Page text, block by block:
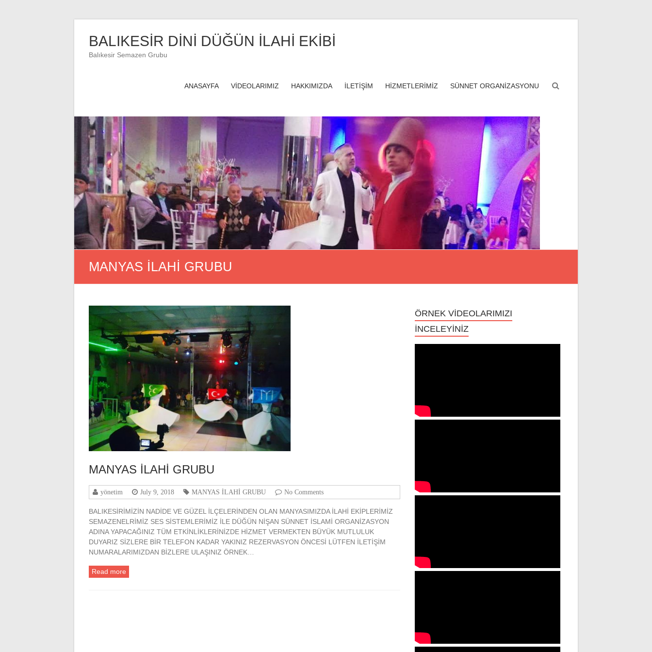
contentBALIKESİR DİNİ DÜĞÜN İLAHİ EKİBİ
Balıkesir Semazen Grubu
ANASAYFA VİDEOLARIMIZ HAKKIMIZDA İLETİŞİM HİZMETLERİMİZ SÜNNET ORGANİZASYONU
MANYAS İLAHİ GRUBU
MANYAS İLAHİ GRUBU
yönetim July 9, 2018 MANYAS İLAHİ GRUBU No Comments
BALIKESİRİMİZİN NADİDE VE GÜZEL İLÇELERİNDEN OLAN MANYASIMIZDA İLAHİ EKİPLERİMİZ
SEMAZENELRİMİZ SES SİSTEMLERİMİZ İLE DÜĞÜN NİŞAN SÜNNET İSLAMİ ORGANİZASYON
ADINA YAPACAĞINIZ TÜM ETKİNLİKLERİNİZDE HİZMET VERMEKTEN BÜYÜK MUTLULUK
DUYARIZ SİZLERE BİR TELEFON KADAR YAKINIZ REZERVASYON ÖNCESİ LÜTFEN İLETİŞİM
NUMARALARIMIZDAN BİZLERE ULAŞINIZ ÖRNEK…
Read more
ÖRNEK VİDEOLARIMIZI
İNCELEYİNİZ